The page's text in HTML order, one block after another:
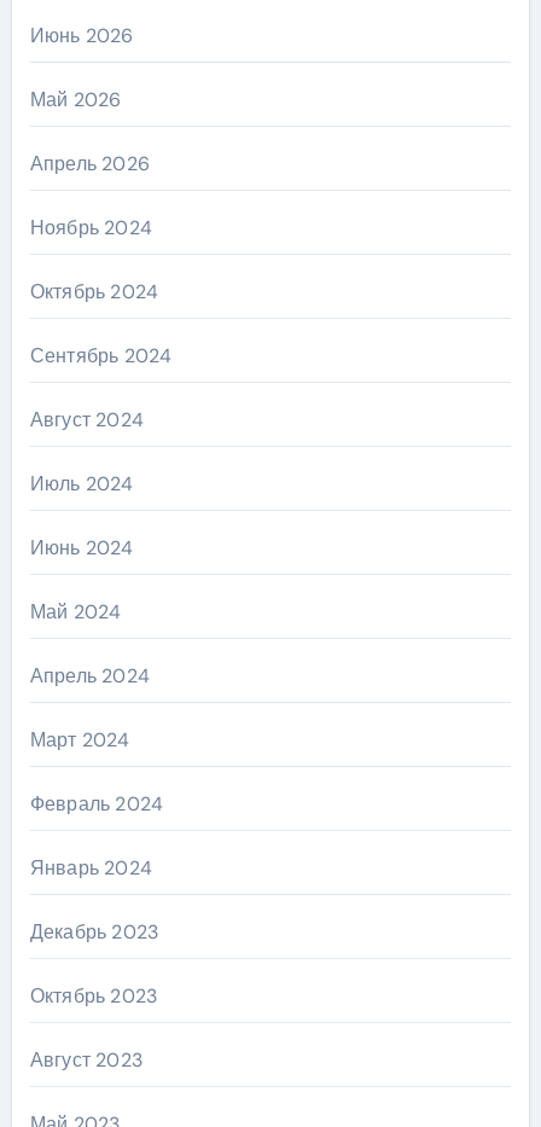
Июнь 2026
Май 2026
Апрель 2026
Ноябрь 2024
Октябрь 2024
Сентябрь 2024
Август 2024
Июль 2024
Июнь 2024
Май 2024
Апрель 2024
Март 2024
Февраль 2024
Январь 2024
Декабрь 2023
Октябрь 2023
Август 2023